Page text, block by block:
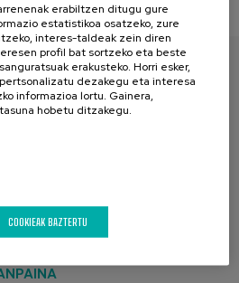
PAPERA
erabiltzen ditugu gure
estatistikoa osatzeko, zure
interes-taldeak zein diren
profil bat sortzeko eta beste
erakusteko. Horri esker,
dezakegu eta interesa
informazioa lortu. Gainera,
hobetu ditzakegu.
COOKIEAK BAZTERTU